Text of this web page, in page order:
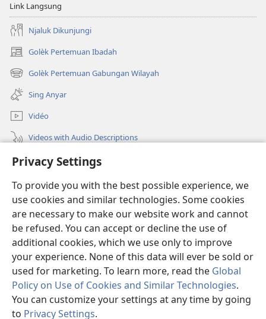
Privacy Settings
To provide you with the best possible experience, we
use cookies and similar technologies. Some cookies
are necessary to make our website work and cannot
be refused. You can accept or decline the use of
additional cookies, which we use only to improve
your experience. None of this data will ever be sold or
used for marketing. To learn more, read the Global
Policy on Use of Cookies and Similar Technologies.
You can customize your settings at any time by going
to Privacy Settings.
Link Langsung
Njaluk Dikunjungi
Golèk Pertemuan Ibadah
(opens
new
window)
Golèk Pertemuan Gabungan Wilayah
(opens
new
window)
Sing Anyar
Vidéo
Videos with Audio Descriptions
Golèk JW.ORG
Sumbangan
(opens
new
window)PERPUSTAKAAN ONLINE Warta Penting
(opens
new
window)JW Hub ®
(opens
new
window)
Copyright© 2026 Watch Tower Bible and Tract Society of Pennsylvania.